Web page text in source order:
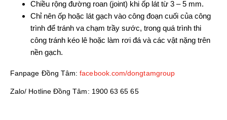
Chiều rộng đường roan (joint) khi ốp lát từ 3 – 5 mm.
Chỉ nên ốp hoặc lát gạch vào công đoạn cuối của công
trình để tránh va chạm trầy sước, trong quá trình thi
công tránh kéo lê hoặc làm rơi đá và các vật nặng trên
nền gạch.
Fanpage Đồng Tâm:facebook.com/dongtamgroup
Zalo/ Hotline Đồng Tâm: 1900 63 65 65